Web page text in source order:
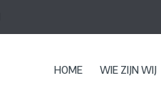
HOME WIE ZIJN WIJ